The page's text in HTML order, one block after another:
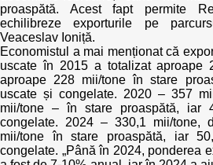
Achiziții publice
Achizițiile publice în vizorul
proaspătă. Acest fapt permite
echilibreze exporturile pe
Veaceslav Ioniță.
Economistul a mai menționat că
uscate în 2015 a totalizat aproape
aproape 228 mii/tone în stare
uscate și congelate. 2020 – 357
mii/tone – în stare proaspătă, iar
congelate. 2024 – 330,1 mii/tone,
mii/tone în stare proaspătă, iar
congelate. „Până în 2024, ponderea